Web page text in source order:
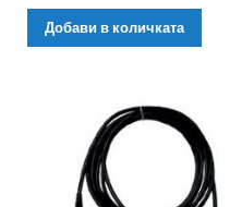
Добави в количката